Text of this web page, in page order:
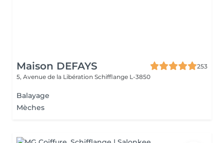
Maison DEFAYS
253
5, Avenue de la Libération Schifflange L-3850
Balayage
Mèches